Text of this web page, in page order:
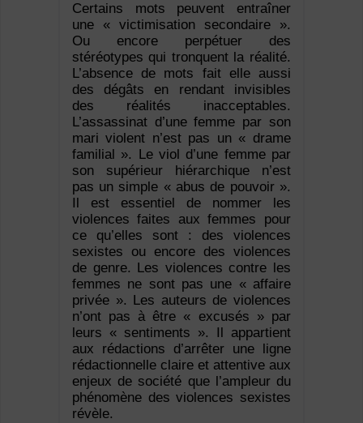
Certains mots peuvent entraîner
une « victimisation secondaire ».
Ou encore perpétuer des
stéréotypes qui tronquent la réalité.
L’absence de mots fait elle aussi
des dégâts en rendant invisibles
des réalités inacceptables.
L’assassinat d’une femme par son
mari violent n’est pas un « drame
familial ». Le viol d’une femme par
son supérieur hiérarchique n’est
pas un simple « abus de pouvoir ».
Il est essentiel de nommer les
violences faites aux femmes pour
ce qu’elles sont : des violences
sexistes ou encore des violences
de genre. Les violences contre les
femmes ne sont pas une « affaire
privée ». Les auteurs de violences
n’ont pas à être « excusés » par
leurs « sentiments ». Il appartient
aux rédactions d’arrêter une ligne
rédactionnelle claire et attentive aux
enjeux de société que l’ampleur du
phénomène des violences sexistes
révèle.